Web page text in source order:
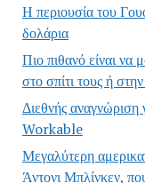
Η περιουσία του
δολάρια
Πιο πιθανό είναι να
στο σπίτι τους ή
Διεθνής αναγνώριση
Workable
Μεγαλύτερη
Άντονι Μπλίνκεν,